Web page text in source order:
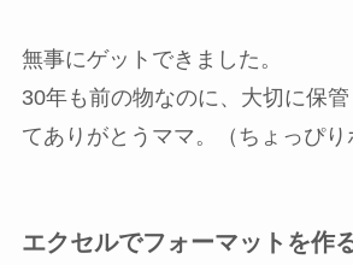
無事にゲットできました。
30年も前の物なのに、大切に保
てありがとうママ。（ちょっぴり
エクセルでフォーマットを作